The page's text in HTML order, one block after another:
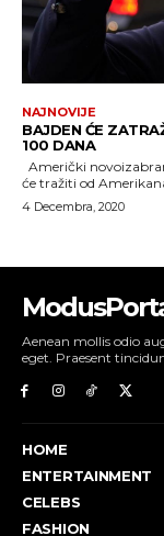
NAJNOVIJE
BAJDEN ĆE
100 DANA
će tražiti od
4 Decembra, 2020
Aenean mollis odio
eget. Praesent
HOME
ENTERTAINMENT
CELEBS
FASHION